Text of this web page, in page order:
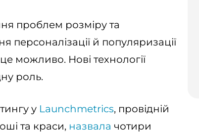
проблем розміру та
персоналізації й популяризації
можливо. Нові технології
роль.
у Launchmetrics, провідній
та краси, назвала чотири